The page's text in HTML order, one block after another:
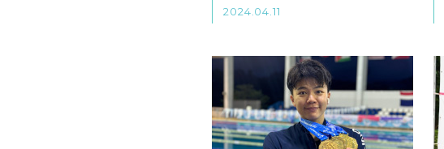
力出賽。作為表層手術的SMART
保留較完整、穩定的角膜結構是一
2024.04.11